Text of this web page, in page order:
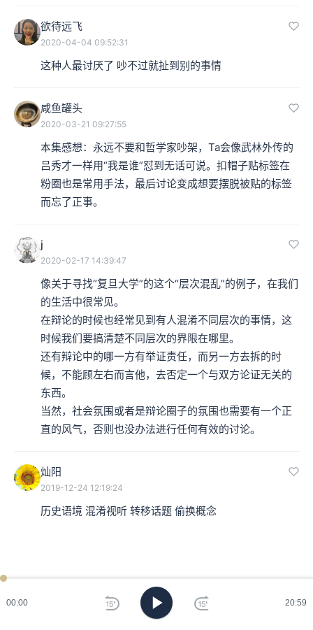
00:00 20:59
欲待远飞
2020-04-04 09:52:31
这种人最讨厌了 吵不过就扯到别的事情
咸鱼罐头
2020-03-21 09:27:55
本集感想：永远不要和哲学家吵架，Ta会像武林外传的
吕秀才一样用“我是谁”怼到无话可说。扣帽子贴标签在
粉圈也是常用手法，最后讨论变成想要摆脱被贴的标签
而忘了正事。
j
2020-02-17 14:39:47
像关于寻找“复旦大学”的这个“层次混乱”的例子，在我们
的生活中很常见。
在辩论的时候也经常见到有人混淆不同层次的事情，这
时候我们要搞清楚不同层次的界限在哪里。
还有辩论中的哪一方有举证责任，而另一方去拆的时
候，不能顾左右而言他，去否定一个与双方论证无关的
东西。
当然，社会氛围或者是辩论圈子的氛围也需要有一个正
直的风气，否则也没办法进行任何有效的讨论。
灿阳
2019-12-24 12:19:24
历史语境 混淆视听 转移话题 偷换概念